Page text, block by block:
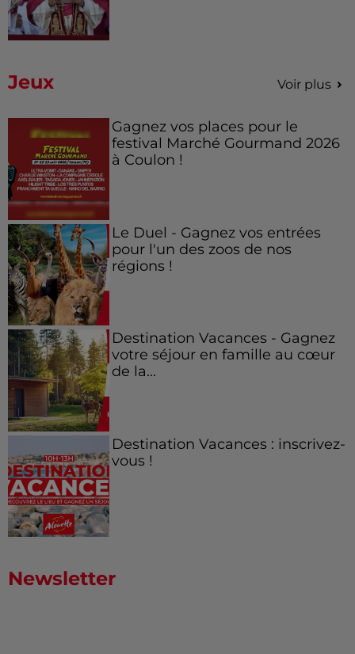
Jeux Voir plus
Gagnez vos places pour le
festival Marché Gourmand 2026
à Coulon !
Le Duel - Gagnez vos entrées
pour l'un des zoos de nos
régions !
Destination Vacances - Gagnez
votre séjour en famille au cœur
de la...
Destination Vacances : inscrivez-
vous !
Newsletter